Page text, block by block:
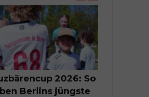
2026: So
Berlins jüngste